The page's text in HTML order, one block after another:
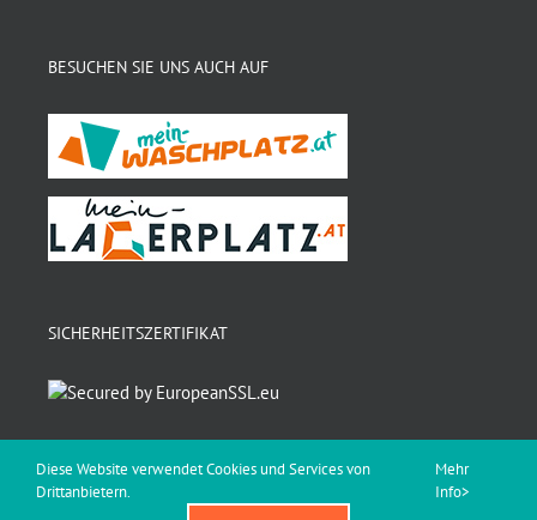
BESUCHEN SIE UNS AUCH AUF
SICHERHEITSZERTIFIKAT
Diese Website verwendet Cookies und Services von
Drittanbietern.
Mehr
Info>